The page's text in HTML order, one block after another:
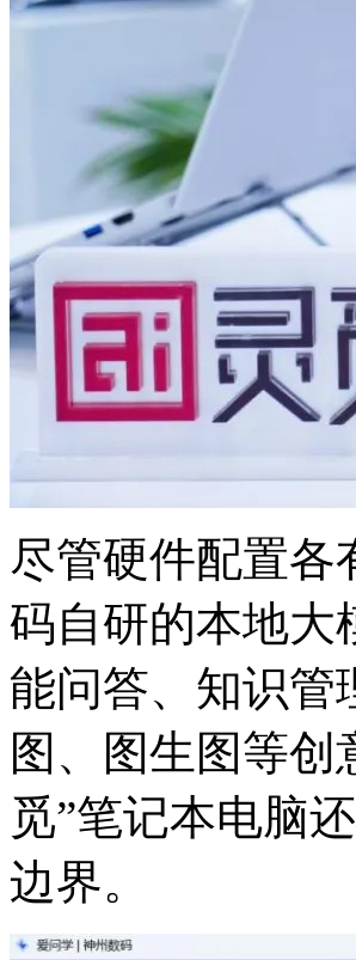
尽管硬件配置各
码自研的本地大
能问答、知识
图、图生图等
觅”笔记本电脑
边界。